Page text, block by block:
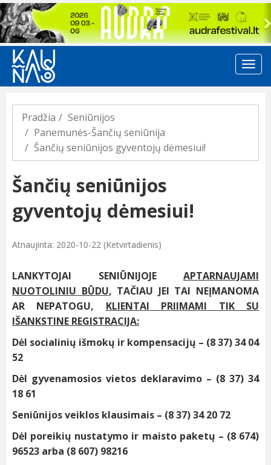
Previous
Pradžia
Seniūnijos
Panemunės-Šančių seniūnija
Šančių seniūnijos gyventojų dėmesiui!
Šančių seniūnijos
gyventojų dėmesiui!
Atnaujinta: 2020-10-22 (Ketvirtadienis)
LANKYTOJAI SENIŪNIJOJE APTARNAUJAMI
NUOTOLINIU BŪDU, TAČIAU JEI TAI NEĮMANOMA
AR NEPATOGU, KLIENTAI PRIIMAMI TIK SU
IŠANKSTINE REGISTRACIJA:
Dėl socialinių išmokų ir kompensacijų – (8 37) 34 04
52
Dėl gyvenamosios vietos deklaravimo – (8 37) 34
18 61
Seniūnijos veiklos klausimais – (8 37) 34 20 72
Dėl poreikių nustatymo ir maisto paketų – (8 674)
96523 arba (8 607) 98216